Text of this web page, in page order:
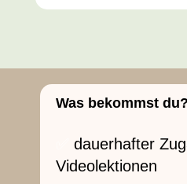
Was bekommst du?
✅dauerhafter
Videolektionen